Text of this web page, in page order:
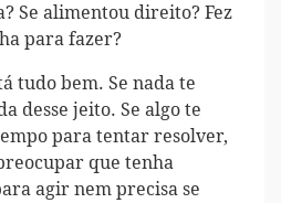
Se alimentou direito? Fez
para fazer?
tudo bem. Se nada te
desse jeito. Se algo te
para tentar resolver,
que tenha
agir nem precisa se